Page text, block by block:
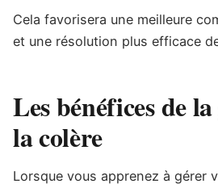
Cela favorisera une meilleure
et une résolution plus efficace
Les bénéfices de
la colère
Lorsque vous apprenez à gérer